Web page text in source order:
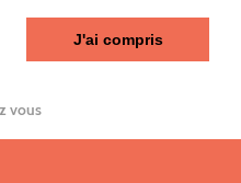
J'ai compris
vous